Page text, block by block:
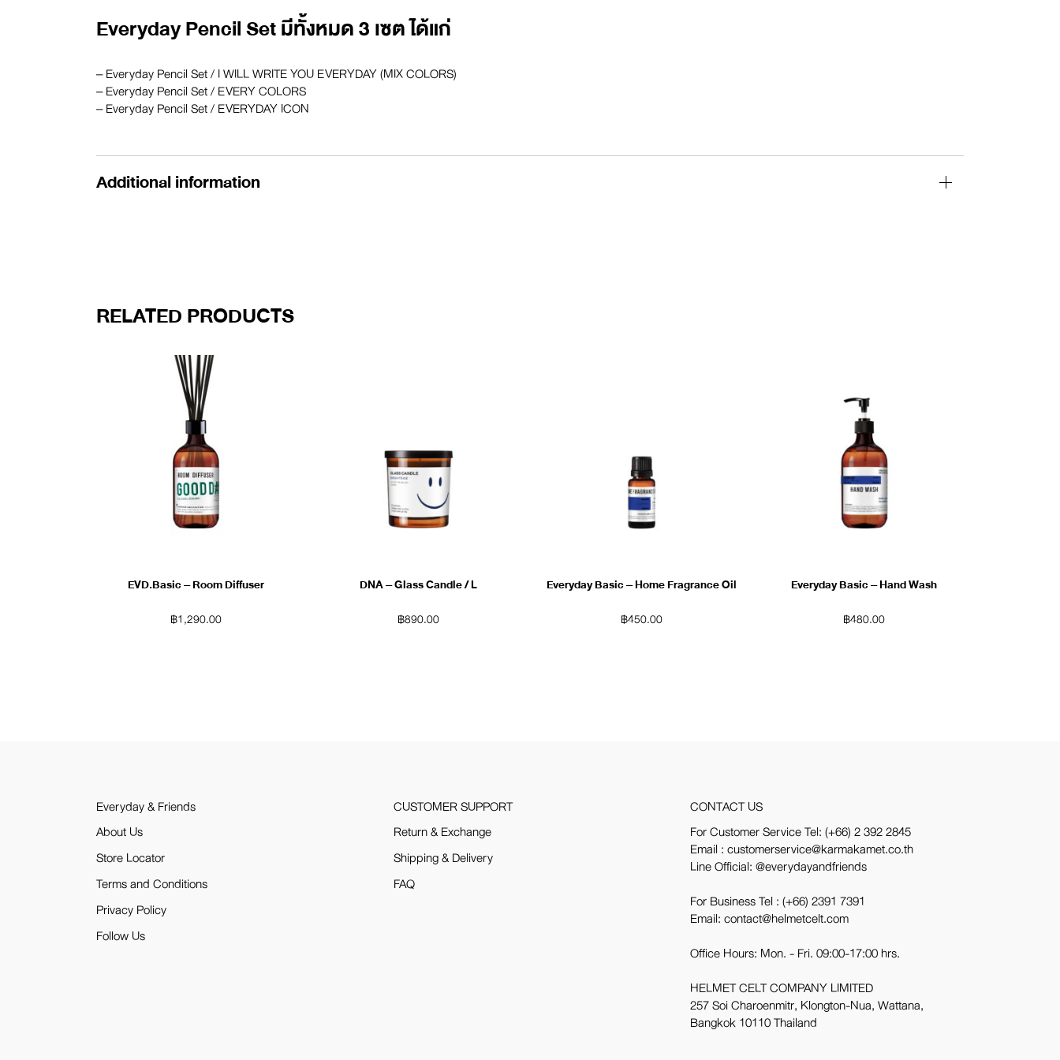
Everyday Pencil Set มีทั้งหมด 3 เซต ได้แก่
– Everyday Pencil Set / I WILL WRITE YOU EVERYDAY (MIX COLORS)
– Everyday Pencil Set / EVERY COLORS
– Everyday Pencil Set / EVERYDAY ICON
Additional information
RELATED PRODUCTS
EVD.Basic – Room Diffuser
฿1,290.00
DNA – Glass Candle / L
฿890.00
Everyday Basic – Home Fragrance Oil
฿450.00
Everyday Basic – Hand Wash
฿480.00
Everyday & Friends
About Us
Store Locator
Terms and Conditions
Privacy Policy
Follow Us
CUSTOMER SUPPORT
Return & Exchange
Shipping & Delivery
FAQ
CONTACT US
For Customer Service Tel:(+66) 2 392 2845
Email : customerservice@karmakamet.co.th
Line Official:@everydayandfriends
For Business Tel :(+66) 2391 7391
Email: contact@helmetcelt.com
Office Hours: Mon. - Fri. 09:00-17:00 hrs.
HELMET CELT COMPANY LIMITED
257 Soi Charoenmitr, Klongton-Nua, Wattana,
Bangkok 10110 Thailand